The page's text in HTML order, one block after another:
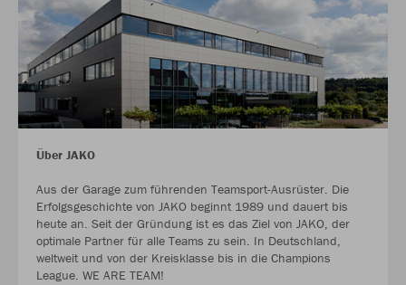
Über JAKO
Aus der Garage zum führenden Teamsport-Ausrüster. Die
Erfolgsgeschichte von JAKO beginnt 1989 und dauert bis
heute an. Seit der Gründung ist es das Ziel von JAKO, der
optimale Partner für alle Teams zu sein. In Deutschland,
weltweit und von der Kreisklasse bis in die Champions
League. WE ARE TEAM!